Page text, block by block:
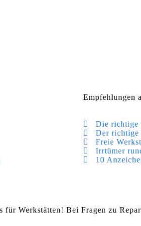
Empfehlungen
Die richtige
Der richtige
Freie
Irrtümer
10
Werkstätten! Bei Fragen zu